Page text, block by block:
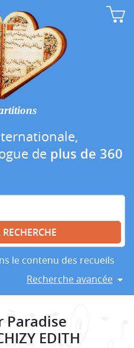
de plus de 360
le contenu des recueils
Recherche avancée
Paradise
EDITH